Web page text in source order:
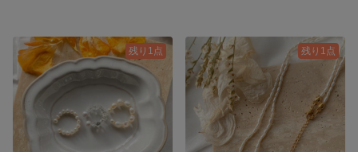
残り1点 残り1点